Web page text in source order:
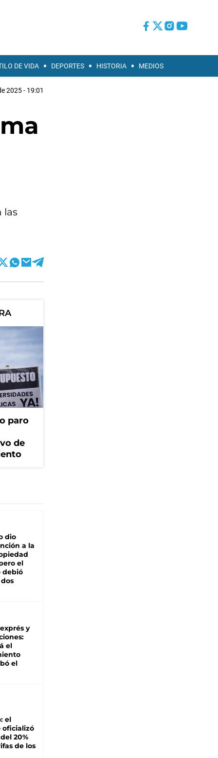
DE VIDA DEPORTES HISTORIA MEDIOS
2025 - 19:01
las
paro
de
dio
a la
el
debió
y
el
el
el
oficializó
20%
de los